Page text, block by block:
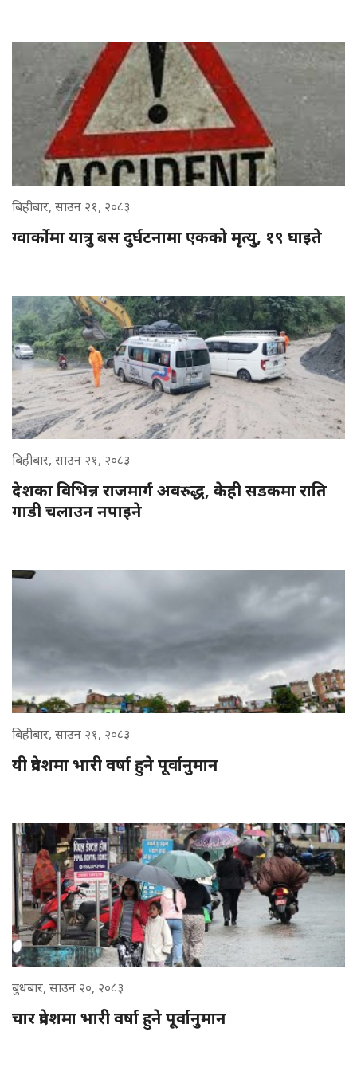
बिहीबार, साउन २१, २०८३
ग्वार्कोमा यात्रु बस दुर्घटनामा एकको मृत्यु, १९ घाइते
बिहीबार, साउन २१, २०८३
देशका विभिन्न राजमार्ग अवरुद्ध, केही सडकमा राति
गाडी चलाउन नपाइने
बिहीबार, साउन २१, २०८३
यी प्रदेशमा भारी वर्षा हुने पूर्वानुमान
बुधबार, साउन २०, २०८३
चार प्रदेशमा भारी वर्षा हुने पूर्वानुमान